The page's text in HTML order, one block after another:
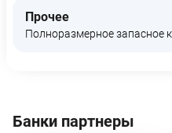
Прочее
Полноразмерное запасное
Банки партнеры